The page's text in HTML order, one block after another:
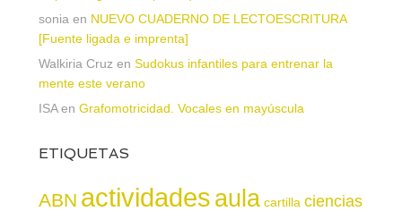
sonia en NUEVO CUADERNO DE LECTOESCRITURA
[Fuente ligada e imprenta]
Walkiria Cruz en Sudokus infantiles para entrenar la
mente este verano
ISAen Grafomotricidad. Vocales en mayúscula
ETIQUETAS
ABN actividadesaula cartilla ciencias